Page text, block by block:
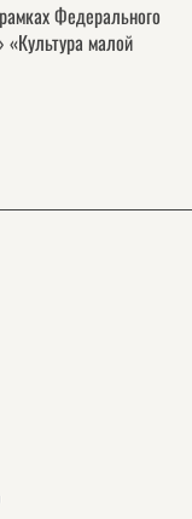
Федерального
«Культура малой